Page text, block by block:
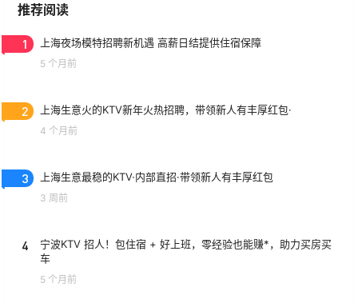
推荐阅读
1 上海夜场模特招聘新机遇 高薪日结提供住宿保障
5 个月前
2 上海生意火的KTV新年火热招聘，带领新人有丰厚红包·
4 个月前
3 上海生意最稳的KTV·内部直招·带领新人有丰厚红包
3 周前
4
宁波KTV 招人！包住宿 + 好上班，零经验也能赚*，助力买房买
车
5 个月前